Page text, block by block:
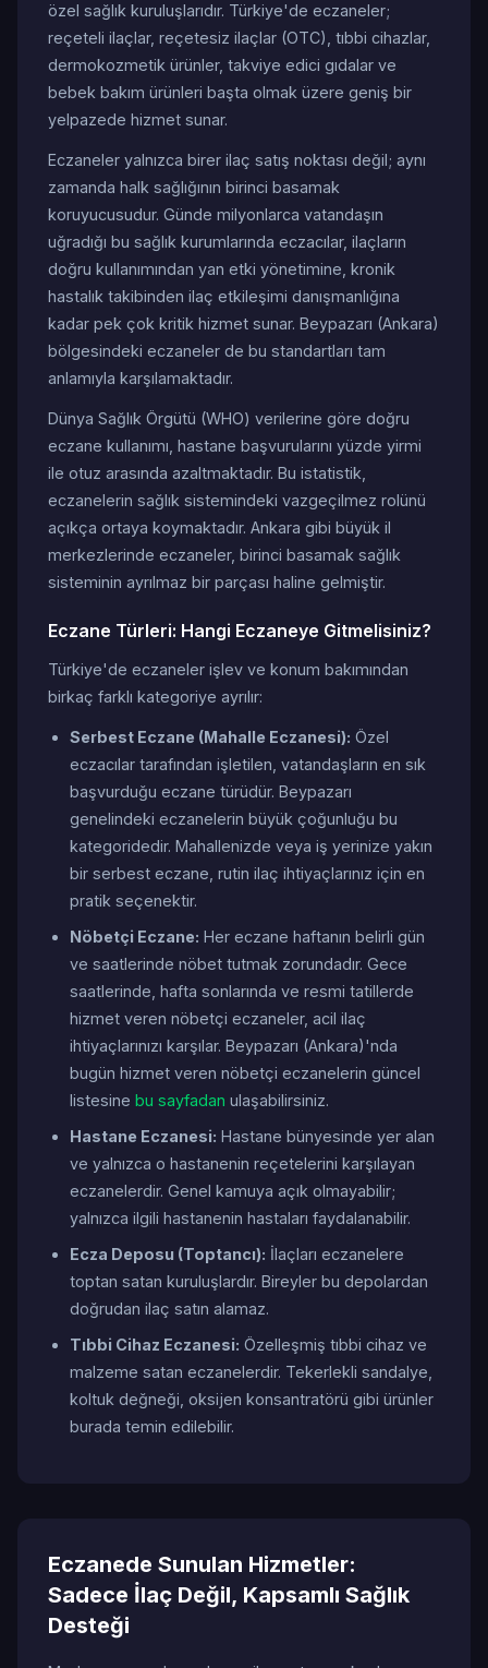
özel sağlık kuruluşlarıdır. Türkiye'de eczaneler;
reçeteli ilaçlar, reçetesiz ilaçlar (OTC), tıbbi cihazlar,
dermokozmetik ürünler, takviye edici gıdalar ve
bebek bakım ürünleri başta olmak üzere geniş bir
yelpazede hizmet sunar.
Eczaneler yalnızca birer ilaç satış noktası değil; aynı
zamanda halk sağlığının birinci basamak
koruyucusudur. Günde milyonlarca vatandaşın
uğradığı bu sağlık kurumlarında eczacılar, ilaçların
doğru kullanımından yan etki yönetimine, kronik
hastalık takibinden ilaç etkileşimi danışmanlığına
kadar pek çok kritik hizmet sunar. Beypazarı (Ankara)
bölgesindeki eczaneler de bu standartları tam
anlamıyla karşılamaktadır.
Dünya Sağlık Örgütü (WHO) verilerine göre doğru
eczane kullanımı, hastane başvurularını yüzde yirmi
ile otuz arasında azaltmaktadır. Bu istatistik,
eczanelerin sağlık sistemindeki vazgeçilmez rolünü
açıkça ortaya koymaktadır. Ankara gibi büyük il
merkezlerinde eczaneler, birinci basamak sağlık
sisteminin ayrılmaz bir parçası haline gelmiştir.
Eczane Türleri: Hangi Eczaneye Gitmelisiniz?
Türkiye'de eczaneler işlev ve konum bakımından
birkaç farklı kategoriye ayrılır:
Serbest Eczane (Mahalle Eczanesi): Özel
eczacılar tarafından işletilen, vatandaşların en sık
başvurduğu eczane türüdür. Beypazarı
genelindeki eczanelerin büyük çoğunluğu bu
kategoridedir. Mahallenizde veya iş yerinize yakın
bir serbest eczane, rutin ilaç ihtiyaçlarınız için en
pratik seçenektir.
Nöbetçi Eczane: Her eczane haftanın belirli gün
ve saatlerinde nöbet tutmak zorundadır. Gece
saatlerinde, hafta sonlarında ve resmi tatillerde
hizmet veren nöbetçi eczaneler, acil ilaç
ihtiyaçlarınızı karşılar. Beypazarı (Ankara)'nda
bugün hizmet veren nöbetçi eczanelerin güncel
listesine bu sayfadan ulaşabilirsiniz.
Hastane Eczanesi: Hastane bünyesinde yer alan
ve yalnızca o hastanenin reçetelerini karşılayan
eczanelerdir. Genel kamuya açık olmayabilir;
yalnızca ilgili hastanenin hastaları faydalanabilir.
Ecza Deposu (Toptancı): İlaçları eczanelere
toptan satan kuruluşlardır. Bireyler bu depolardan
doğrudan ilaç satın alamaz.
Tıbbi Cihaz Eczanesi: Özelleşmiş tıbbi cihaz ve
malzeme satan eczanelerdir. Tekerlekli sandalye,
koltuk değneği, oksijen konsantratörü gibi ürünler
burada temin edilebilir.
Eczanede Sunulan Hizmetler:
Sadece İlaç Değil, Kapsamlı Sağlık
Desteği